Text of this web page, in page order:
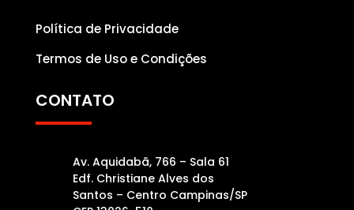
Política de Privacidade
Termos de Uso e Condições
CONTATO
Av. Aquidabã, 766 – Sala 61
Edf. Christiane Alves dos
Santos – Centro Campinas/SP